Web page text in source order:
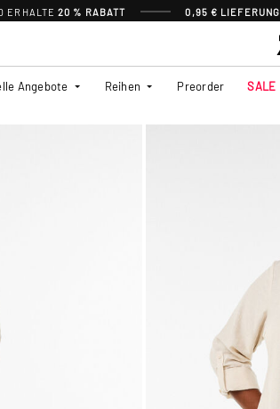
ERHALTE20 % RABATT 0,95 € LIEFERUNG
Angebote Reihen Preorder SALE